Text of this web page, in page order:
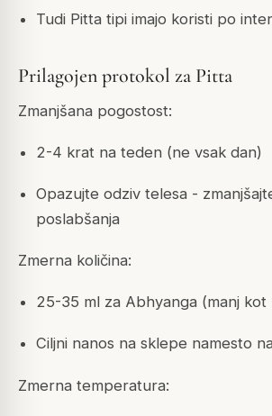
Tudi Pitta tipi imajo koristi po
Prilagojen protokol za Pitta
Zmanjšana pogostost:
2-4 krat na teden (ne vsak dan)
Opazujte odziv telesa -
poslabšanja
Zmerna količina:
25-35 ml za Abhyanga (manj kot
Ciljni nanos na sklepe namesto
Zmerna temperatura: